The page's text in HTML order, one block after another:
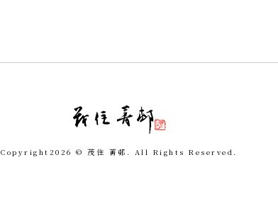
Copyright 2026 © 茂住 菁邨. All Rights Reserved.